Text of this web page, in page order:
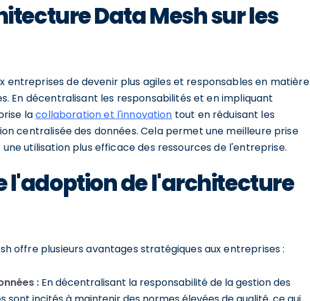
Data Mesh sur les
entreprises de devenir plus agiles et responsables en matière
En décentralisant les responsabilités et en impliquant
lacollaboration et l'innovation tout en réduisant les
centralisée des données. Cela permet une meilleure prise
utilisation plus efficace des ressources de l'entreprise.
l'adoption de l'architecture
offre plusieurs avantages stratégiques aux entreprises :
: En décentralisant la responsabilité de la gestion des